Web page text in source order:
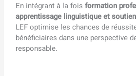
En intégrant à la foisformation
apprentissage linguistique et
LEF optimise les chances de
bénéficiaires dans une perspective
responsable.